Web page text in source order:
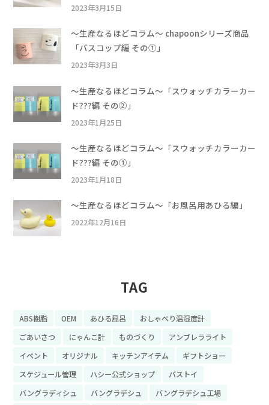
2023年3月15日
〜生産なるほどコラム〜 chapoonシリーズ商品
「バスコップ編 その①」
2023年3月3日
〜生産なるほどコラム〜「スウォッチカラーカー
ド???編 その②」
2023年1月25日
〜生産なるほどコラム〜「スウォッチカラーカー
ド???編 その①」
2023年1月18日
〜生産なるほどコラム〜「お風呂用あひる編」
2022年12月16日
TAG
ABS樹脂 OEM あひる風呂
おしゃべり温湿度計
ごあいさつ
にゃんこ計 ものづくり
アンブレラライト
イベント
オリジナル キッチンアイテム
ギフトショー
スケジュール管理
ハシー公式ショップ
バストイ
バングラディシュ
バングラデシュ
バングラデシュ工場